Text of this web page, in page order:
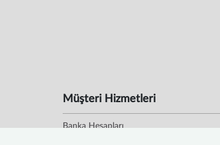
Müşteri Hizmetleri
Banka Hesapları